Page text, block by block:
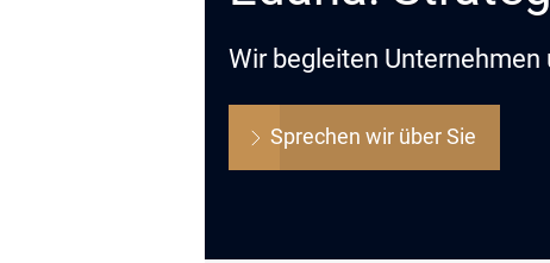
Wir begleiten
Sprechen wir über Sie